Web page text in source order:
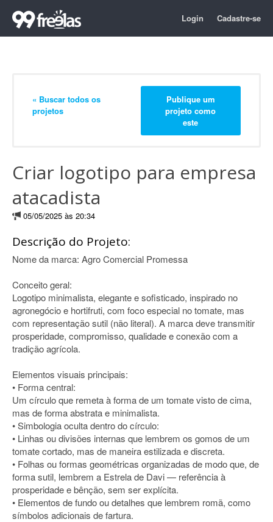
Login Cadastre-se
« Buscar todos os
projetos
Publique um
projeto como
este
Criar logotipo para empresa
atacadista
05/05/2025 às 20:34
Descrição do Projeto:
Nome da marca: Agro Comercial Promessa
Conceito geral:
Logotipo minimalista, elegante e sofisticado, inspirado no
agronegócio e hortifruti, com foco especial no tomate, mas
com representação sutil (não literal). A marca deve transmitir
prosperidade, compromisso, qualidade e conexão com a
tradição agrícola.
Elementos visuais principais:
• Forma central:
Um círculo que remeta à forma de um tomate visto de cima,
mas de forma abstrata e minimalista.
• Simbologia oculta dentro do círculo:
• Linhas ou divisões internas que lembrem os gomos de um
tomate cortado, mas de maneira estilizada e discreta.
• Folhas ou formas geométricas organizadas de modo que, de
forma sutil, lembrem a Estrela de Davi — referência à
prosperidade e bênção, sem ser explícita.
• Elementos de fundo ou detalhes que lembrem romã, como
símbolos adicionais de fartura.